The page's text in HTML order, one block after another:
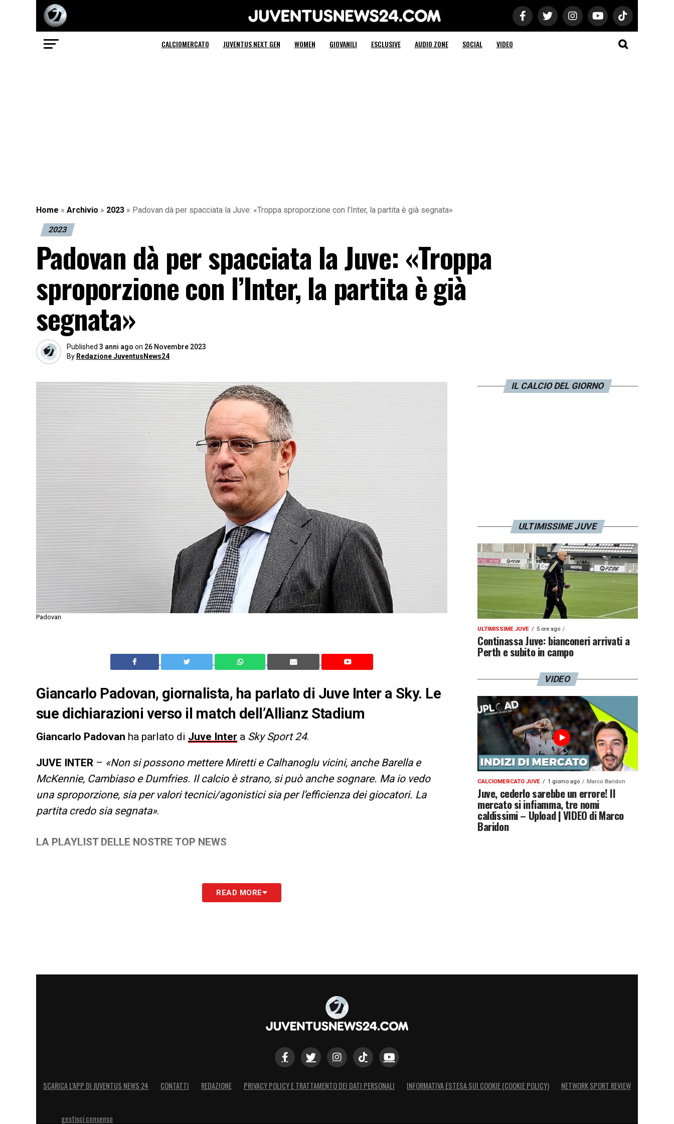
Juventus News 24
CALCIOMERCATO JUVENTUS NEXT GEN WOMEN GIOVANILI ESCLUSIVE AUDIO ZONE SOCIAL VIDEO
Home » Archivio » 2023 » Padovan dà per spacciata la Juve: «Troppa sproporzione con l’Inter, la partita è già segnata»
2023
Padovan dà per spacciata la Juve: «Troppa
sproporzione con l’Inter, la partita è già
segnata»
Published 3 anni ago on 26 Novembre 2023
By Redazione JuventusNews24
Padovan
Giancarlo Padovan, giornalista, ha parlato di Juve Inter a Sky. Le
sue dichiarazioni verso il match dell’Allianz Stadium
Giancarlo Padovan ha parlato di Juve Inter a Sky Sport 24.
JUVE INTER – «Non si possono mettere Miretti e Calhanoglu vicini, anche Barella e
McKennie, Cambiaso e Dumfries. Il calcio è strano, si può anche sognare. Ma io vedo
una sproporzione, sia per valori tecnici/agonistici sia per l’efficienza dei giocatori. La
partita credo sia segnata».
LA PLAYLIST DELLE NOSTRE TOP NEWS
READ MORE
IL CALCIO DEL GIORNO
ULTIMISSIME JUVE
ULTIMISSIME JUVE 5 ore ago
Continassa Juve: bianconeri arrivati a
Perth e subito in campo
VIDEO
CALCIOMERCATO JUVE 1 giorno ago Marco Baridon
Juve, cederlo sarebbe un errore! Il
mercato si infiamma, tre nomi
caldissimi – Upload | VIDEO di Marco
Baridon
SCARICA L’APP DI JUVENTUS NEWS 24 CONTATTI REDAZIONE PRIVACY POLICY E TRATTAMENTO DEI DATI PERSONALI INFORMATIVA ESTESA SUI COOKIE (COOKIE POLICY) NETWORK SPORT REVIEW
gestisci consenso